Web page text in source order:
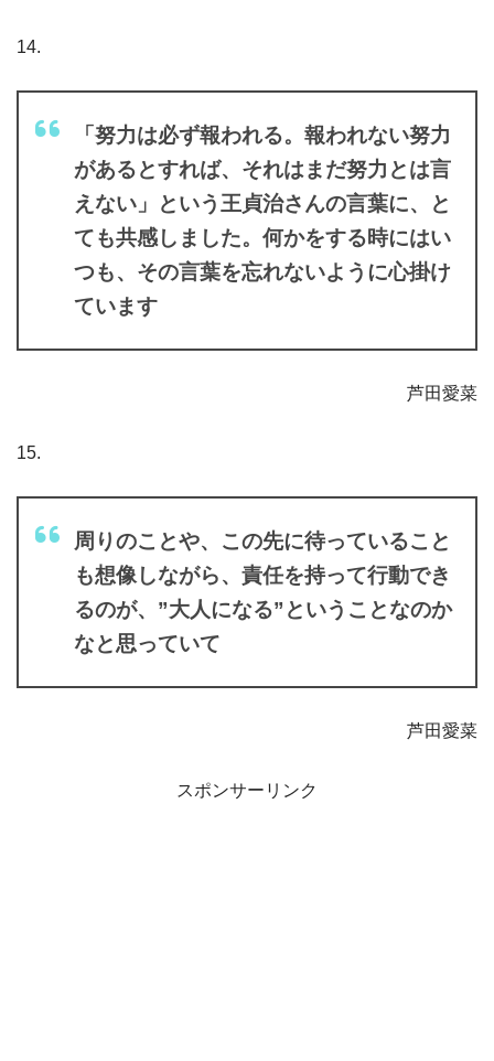
14.
「努力は必ず報われる。報われない努力
があるとすれば、それはまだ努力とは言
えない」という王貞治さんの言葉に、と
ても共感しました。何かをする時にはい
つも、その言葉を忘れないように心掛け
ています
芦田愛菜
15.
周りのことや、この先に待っていること
も想像しながら、責任を持って行動でき
るのが、”大人になる”ということなのか
なと思っていて
芦田愛菜
スポンサーリンク